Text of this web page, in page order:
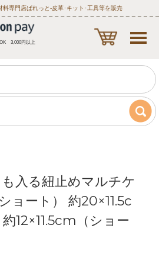
料専門店ぱれっと‐皮革･キット･工具等を販売
3,000円以上
も入る紐止めマルチケ
ョート） 約20×11.5c
12×11.5cm（ショー